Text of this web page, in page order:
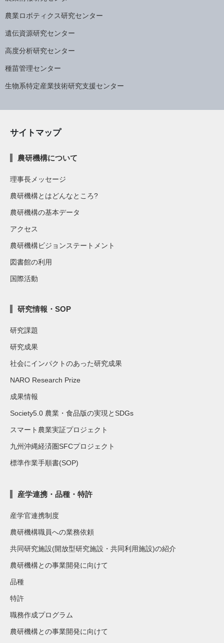
農業ロボティクス研究センター
遺伝資源研究センター
高度分析研究センター
種苗管理センター
生物系特定産業技術研究支援センター
サイトマップ
農研機構について
理事長メッセージ
農研機構とはどんなところ?
農研機構の基本データ
アクセス
農研機構ビジョンステートメント
図書館の利用
国際活動
研究情報・SOP
研究課題
研究成果
社会にインパクトのあった研究成果
NARO Research Prize
成果情報
Society5.0 農業・食品版の実現とSDGs
スマート農業実証プロジェクト
九州沖縄経済圏SFCプロジェクト
標準作業手順書(SOP)
産学連携・品種・特許
産学官連携制度
農研機構職員への業務依頼
共同研究施設(開放型研究施設・共同利用施設)の紹介
農研機構との事業開発に向けて
品種
特許
職務作成プログラム
農研機構との事業開発に向けて